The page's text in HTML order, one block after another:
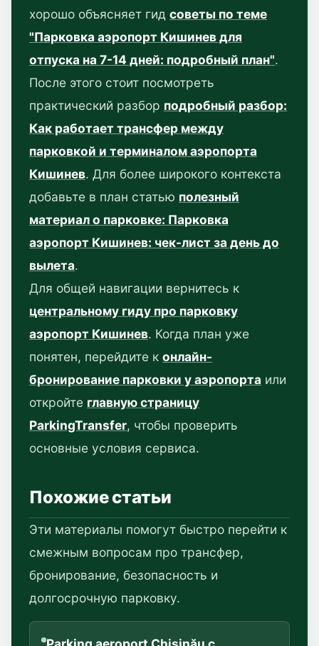
хорошо объясняет гид советы по теме
"Парковка аэропорт Кишинев для
отпуска на 7-14 дней: подробный план".
После этого стоит посмотреть
практический разбор подробный разбор:
Как работает трансфер между
парковкой и терминалом аэропорта
Кишинев. Для более широкого контекста
добавьте в план статью полезный
материал о парковке: Парковка
аэропорт Кишинев: чек-лист за день до
вылета.
Для общей навигации вернитесь к
центральному гиду про парковку
аэропорт Кишинев. Когда план уже
понятен, перейдите к онлайн-
бронирование парковки у аэропорта или
откройте главную страницу
ParkingTransfer, чтобы проверить
основные условия сервиса.
Похожие статьи
Эти материалы помогут быстро перейти к
смежным вопросам про трансфер,
бронирование, безопасность и
долгосрочную парковку.